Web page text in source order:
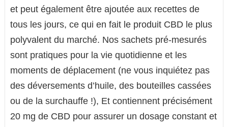
et peut également être ajoutée aux recettes de
tous les jours, ce qui en fait le produit CBD le plus
polyvalent du marché. Nos sachets pré-mesurés
sont pratiques pour la vie quotidienne et les
moments de déplacement (ne vous inquiétez pas
des déversements d’huile, des bouteilles cassées
ou de la surchauffe !), Et contiennent précisément
20 mg de CBD pour assurer un dosage constant et